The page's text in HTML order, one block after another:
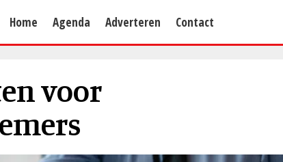
Home Agenda Adverteren Contact
voor